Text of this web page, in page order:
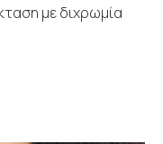
με διχρωμία